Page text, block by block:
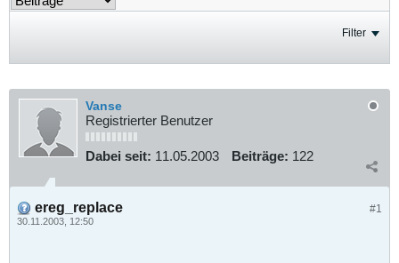
Filter
Vanse
Registrierter Benutzer
Dabei seit: 11.05.2003 Beiträge: 122
#1
ereg_replace
30.11.2003, 12:50